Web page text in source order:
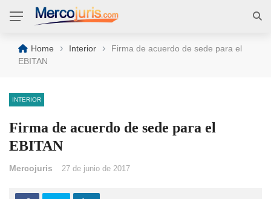
Home › Interior ›
Firma de acuerdo de sede para el
EBITAN
INTERIOR
Firma de acuerdo de sede para el
EBITAN
Mercojuris 27 de junio de 2017